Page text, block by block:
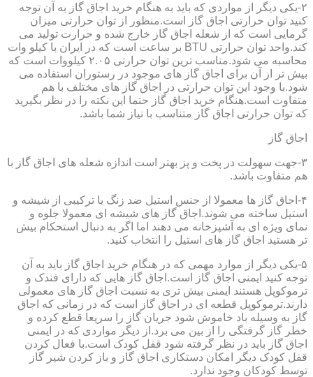
۲-یکی دیگر از مواردی که باید به هنگام خرید اجاق گاز به آن توجه
کنید توان حرارتی اجاق گاز است.منظور از توان حرارتی میزان
گرمایی است که از شعله اجاق گاز خارج شده و حرارت تولید می
کند.واحد توان حرارتی BTU بر ساعت است که در ایران با کیلو وات
محاسبه می شود.مناسب ترین توان حرارتی ۲.۰۵ کیلووات است که
بیش تر از آن برای اجاق گاز های موجود در رستوران استفاده می
شود.با وجود این توان حرارتی در اجاق گاز های مختلف با هم
متفاوت است.هنگام خرید اجاق گاز حتما این نکته را در نظر بگیرید
که توان حرارتی اجاق گاز متناسب با نیاز شما باشد.
اجاق گاز
۳-جهت سهولت در پخت و پز بهتر است اندازه شعله های اجاق گاز با
هم متفاوت باشد.
۴-اجاق گاز ها معمولا از جنس استیل ضد زنگ یا ترکیبی از شیشه و
استیل ساخته می شوند.اجاق گاز های شیشه ای معمولا جلوه و
نمای ویژه ای به آشپزخانه می دهند اما اگر به دنبال استحکام بیش
تر هستید اجاق گاز های استیل را انتخاب کنید.
۵-یکی دیگر از موارد مهمی که در هنگام خرید اجاق گاز باید به آن
توجه کنید ایمنی اجاق گاز است.اجاق گاز هایی که دارای فندک و
ترموکوپل هستند ایمنی بیش تری به نسبت اجاق گاز های معمولی
دارند.ترموکوپل قطعه ای در اجاق گاز است که در زمانی که اجاق
گاز به وسیله باد خاموش شود جریان گاز را سریعا قطع کرده و
خطر گاز گرفتگی را از بین می برد.از دیگر مواردی که در ایمنی
اجاق گاز باید در نظر گرفته شود قفل کودک است.با فعال کردن
قفل کودک دیگر امکان دستکاری اجاق گاز و باز کردن شیر گاز
توسط کودکان وجود ندارد.